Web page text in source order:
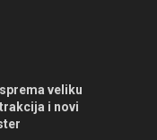
veliku
i novi